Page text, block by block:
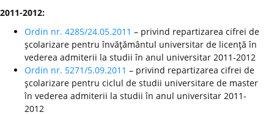
2011-2012:
Ordin nr. 4285/24.05.2011 – privind repartizarea cifrei de
şcolarizare pentru învăţământul universitar de licenţă în
vederea admiterii la studii în anul universitar 2011-2012
Ordin nr. 5271/5.09.2011 – privind repartizarea cifrei de
şcolarizare pentru ciclul de studii universitare de master
în vederea admiterii la studii în anul universitar 2011-
2012